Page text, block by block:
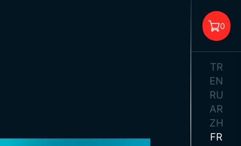
0
TR
EN
RU
AR
ZH
FR